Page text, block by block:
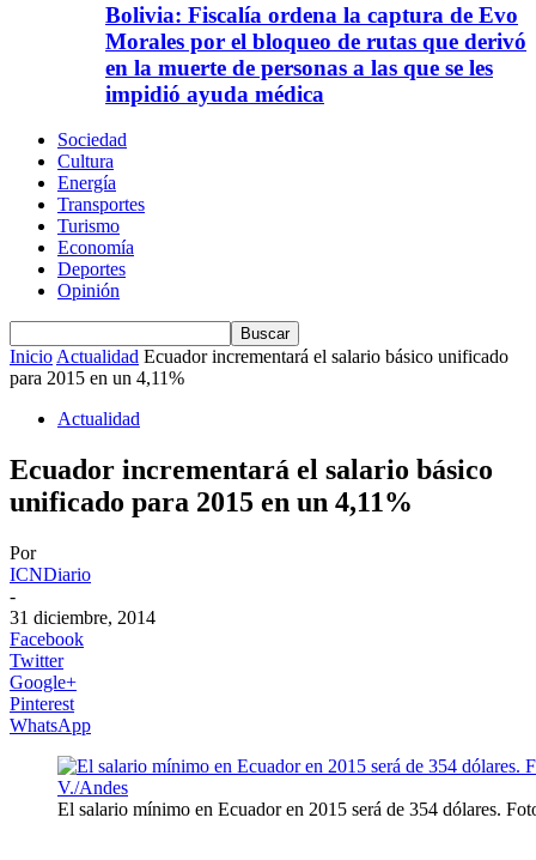
Bolivia: Fiscalía ordena la captura de Evo
Morales por el bloqueo de rutas que derivó
en la muerte de personas a las que se les
impidió ayuda médica
Sociedad
Cultura
Energía
Transportes
Turismo
Economía
Deportes
Opinión
InicioActualidad Ecuador incrementará el salario básico unificado
para 2015 en un 4,11%
Actualidad
Ecuador incrementará el salario básico
unificado para 2015 en un 4,11%
Por
ICNDiario
-
31 diciembre, 2014
Facebook
Twitter
Google+
Pinterest
WhatsApp
El salario mínimo en Ecuador en 2015 será de 354 dólares.